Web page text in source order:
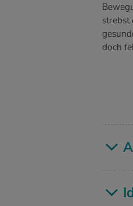
strebst
doch